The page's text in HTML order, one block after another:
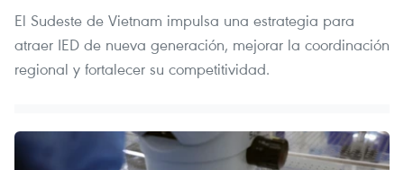
El Sudeste de Vietnam impulsa una estrategia para
atraer IED de nueva generación, mejorar la coordinación
regional y fortalecer su competitividad.